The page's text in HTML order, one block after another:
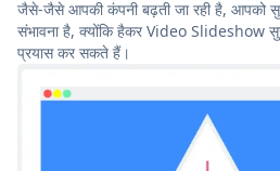
जैसे-जैसे आपकी कंपनी बढ़ती जा रही है, आपको
संभावना है, क्योंकि हैकर Video Slideshow
प्रयास कर सकते हैं।